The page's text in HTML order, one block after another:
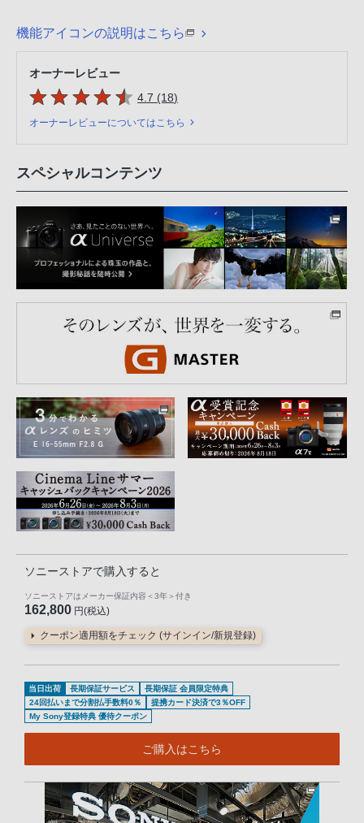
機能アイコンの説明はこちら
オーナーレビュー
5つの星のうち
4.7 (18件のレビュー
)
オーナーレビューについてはこちら
スペシャルコンテンツ
ソニーストアで購入すると
ソニーストアはメーカー保証内容 ＜3年＞ 付き
162,800 円(税込)
クーポン適用額をチェック (サインイン/新規登録)
当日出荷 長期保証サービス
長期保証 会員限定特典
24回払いまで分割払手数料0％
提携カード決済で3％OFF
My Sony登録特典 優待クーポン
ご購入はこちら